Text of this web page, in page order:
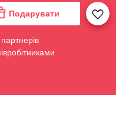
Подарувати